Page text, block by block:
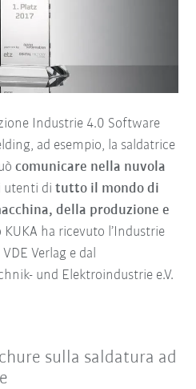
Industrie 4.0 Software
ad esempio, la saldatrice
comunicare nella nuvola
utenti ditutto il mondo di
della produzione e
KUKA ha ricevuto l’Industrie
Verlag e dal
und Elektroindustrie e.V.
sulla saldatura ad